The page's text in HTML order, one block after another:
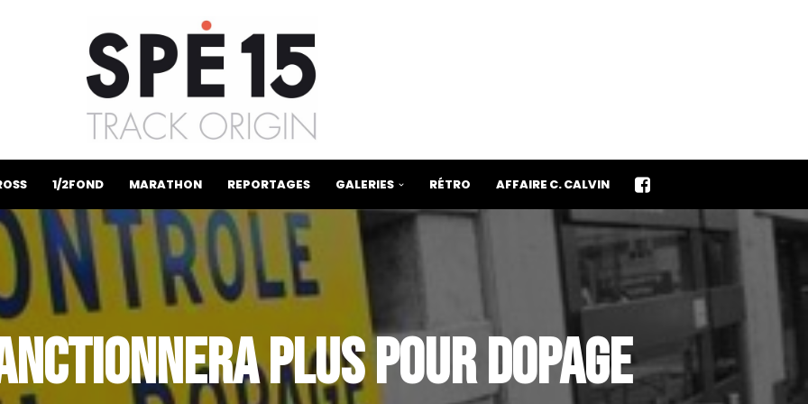
1/2FOND MARATHON REPORTAGES GALERIES RÉTRO AFFAIRE C. CALVIN
PLUS POUR DOPAGE